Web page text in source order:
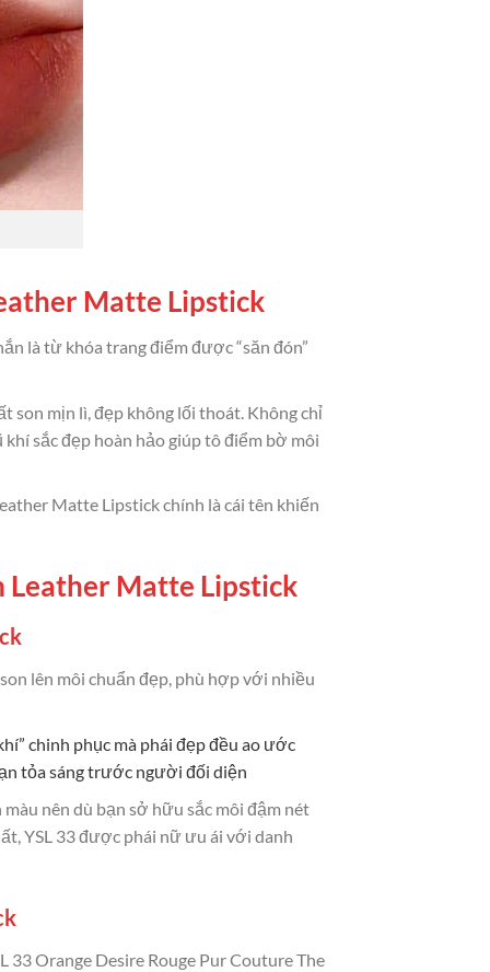
Matte Lipstick
là từ khóa trang điểm được “săn đón”
son mịn lì, đẹp không lối thoát. Không chỉ
sắc đẹp hoàn hảo giúp tô điểm bờ môi
Matte Lipstick chính là cái tên khiến
Leather Matte Lipstick
lên môi chuẩn đẹp, phù hợp với nhiều
chinh phục mà phái đẹp đều ao ước
tỏa sáng trước người đối diện
nên dù bạn sở hữu sắc môi đậm nét
YSL 33 được phái nữ ưu ái với danh
Orange Desire Rouge Pur Couture The